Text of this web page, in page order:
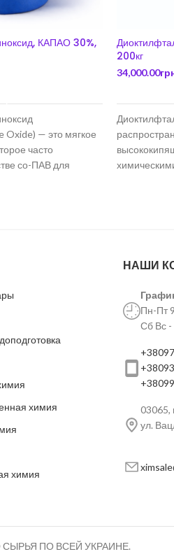
КАПАО 30%,
Oxide) — это мягкое
часто
со-ПАВ для
200кг
34,000.00
химия
химия
НАШИ
Пн-Пт
Сб Вс
03065,
ул.
ПО ВСЕЙ УКРАИНЕ.